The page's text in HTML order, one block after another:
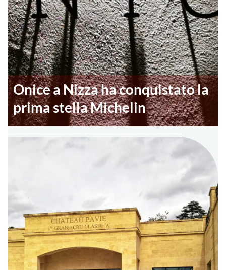
Onice a Nizza ha conquistato la
prima stella Michelin